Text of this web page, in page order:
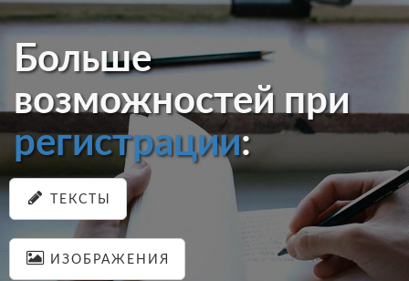
Больше
возможностей при
регистрации:
ТЕКСТЫ
ИЗОБРАЖЕНИЯ